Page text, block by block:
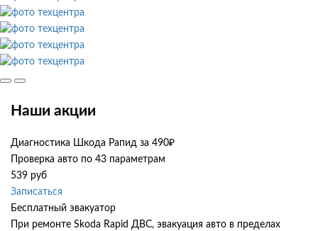
Наши акции
Диагностика Шкода Рапид за 490₽
Проверка авто по 43 параметрам
539 руб
Записаться
Бесплатный эвакуатор
При ремонте Skoda Rapid ДВС, эвакуация авто в пределах